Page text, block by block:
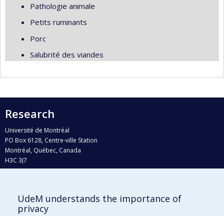
Pathologie animale
Petits ruminants
Porc
Salubrité des viandes
Research
Université de Montréal
PO Box 6128, Centre-ville Station
Montréal, Québec, Canada
H3C 3J7
Who does what?
UdeM understands the importance of
privacy